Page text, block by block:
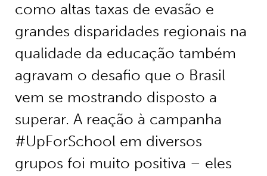
como altas taxas de evasão e
grandes disparidades regionais na
qualidade da educação também
agravam o desafio que o Brasil
vem se mostrando disposto a
superar. A reação à campanha
#UpForSchool em diversos
grupos foi muito positiva – eles